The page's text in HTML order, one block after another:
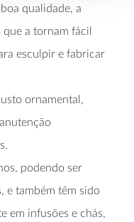
qualidade, a
a tornam fácil
esculpir e fabricar
ornamental,
podendo ser
e também têm sido
em infusões e chás,